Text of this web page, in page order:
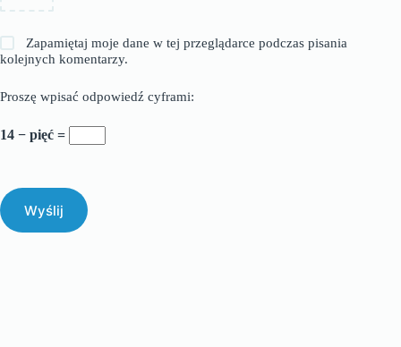
Zapamiętaj moje dane w tej przeglądarce podczas pisania
kolejnych komentarzy.
Proszę wpisać odpowiedź cyframi:
14 − pięć =
Wyślij